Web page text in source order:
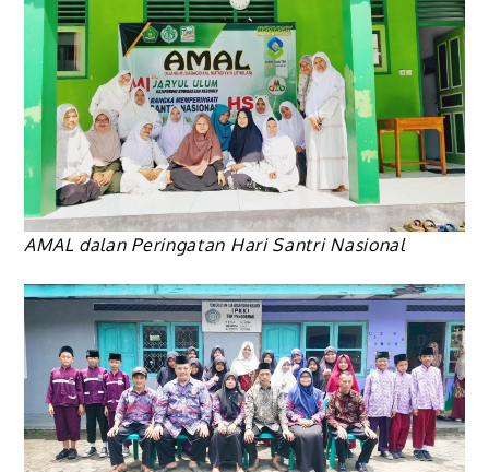
AMAL dalan Peringatan Hari Santri Nasional